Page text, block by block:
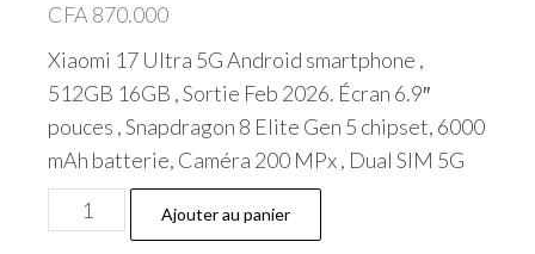
CFA 870.000
Xiaomi 17 Ultra 5G Android smartphone ,
512GB 16GB , Sortie Feb 2026. Écran 6.9″
pouces , Snapdragon 8 Elite Gen 5 chipset, 6000
mAh batterie, Caméra 200 MPx , Dual SIM 5G
quantité
de
Ajouter au panier